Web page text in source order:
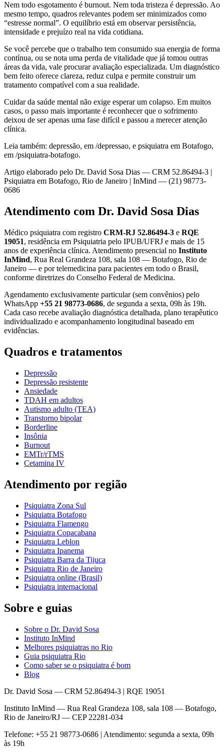
Nem todo esgotamento é burnout. Nem toda tristeza é depressão. Ao
mesmo tempo, quadros relevantes podem ser minimizados como
“estresse normal”. O equilíbrio está em observar persistência,
intensidade e prejuízo real na vida cotidiana.
Se você percebe que o trabalho tem consumido sua energia de forma
contínua, ou se nota uma perda de vitalidade que já tomou outras
áreas da vida, vale procurar avaliação especializada. Um diagnóstico
bem feito oferece clareza, reduz culpa e permite construir um
tratamento compatível com a sua realidade.
Cuidar da saúde mental não exige esperar um colapso. Em muitos
casos, o passo mais importante é reconhecer que o sofrimento
deixou de ser apenas uma fase difícil e passou a merecer atenção
clínica.
Leia também: depressão, em /depressao, e psiquiatra em Botafogo,
em /psiquiatra-botafogo.
Artigo elaborado pelo Dr. David Sosa Dias — CRM 52.86494-3 |
Psiquiatra em Botafogo, Rio de Janeiro | InMind — (21) 98773-
0686
Atendimento com Dr. David Sosa Dias
Médico psiquiatra com registro CRM-RJ 52.86494-3 e RQE
19051, residência em Psiquiatria pelo IPUB/UFRJ e mais de 15
anos de experiência clínica. Atendimento presencial no Instituto
InMind, Rua Real Grandeza 108, sala 108 — Botafogo, Rio de
Janeiro — e por telemedicina para pacientes em todo o Brasil,
conforme diretrizes do Conselho Federal de Medicina.
Agendamento exclusivamente particular (sem convênios) pelo
WhatsApp +55 21 98773-0686, de segunda a sexta, 09h às 19h.
Cada caso recebe avaliação diagnóstica detalhada, plano terapêutico
individualizado e acompanhamento longitudinal baseado em
evidências.
Quadros e tratamentos
Depressão
Depressão resistente
Ansiedade
TDAH em adultos
Autismo adulto (TEA)
Transtorno bipolar
Borderline
Insônia
Burnout
EMTr/rTMS
Cetamina IV
Atendimento por região
Psiquiatra Zona Sul
Psiquiatra Botafogo
Psiquiatra Flamengo
Psiquiatra Copacabana
Psiquiatra Leblon
Psiquiatra Ipanema
Psiquiatra Barra da Tijuca
Psiquiatra Rio de Janeiro
Psiquiatra online (Brasil)
Psiquiatra internacional
Sobre e guias
Sobre o Dr. David Sosa
Instituto InMind
Melhores psiquiatras no Rio
Guia psiquiatra Rio
Como saber se o psiquiatra é bom
Blog
Dr. David Sosa — CRM 52.86494-3 | RQE 19051
Instituto InMind — Rua Real Grandeza 108, sala 108 — Botafogo,
Rio de Janeiro/RJ — CEP 22281-034
Telefone: +55 21 98773-0686 | Atendimento: segunda a sexta, 09h
às 19h